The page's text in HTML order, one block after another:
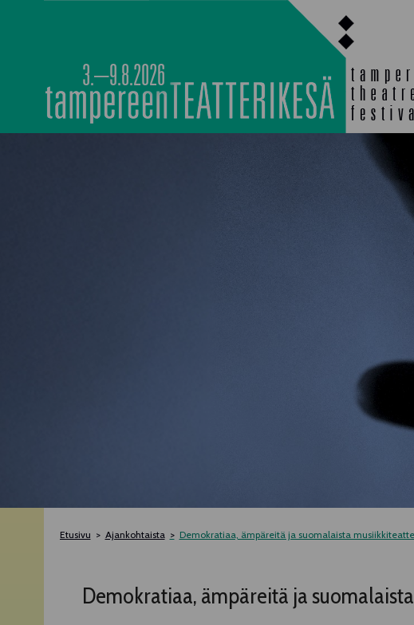
3.–9.8.2026
Etusivu Ajankohtaista Demokratiaa, ämpäreitä ja suomalaista
Demokratiaa, ämpäreitä ja